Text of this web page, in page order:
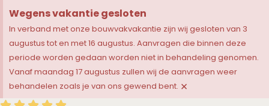
Wegens vakantie gesloten
In verband met onze bouwvakvakantie zijn wij gesloten van 3
augustus tot en met 16 augustus. Aanvragen die binnen deze
periode worden gedaan worden niet in behandeling genomen.
Vanaf maandag 17 augustus zullen wij de aanvragen weer
behandelen zoals je van ons gewend bent. ×